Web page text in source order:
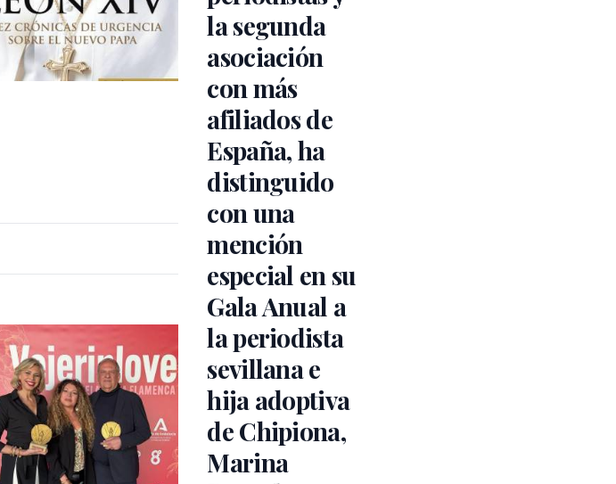
la segunda
asociación
con más
afiliados de
España, ha
distinguido
con una
mención
especial en su
Gala Anual a
la periodista
sevillana e
hija adoptiva
de Chipiona,
Marina